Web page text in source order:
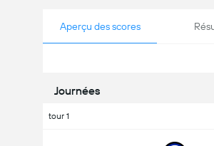
Aperçu des scores
Journées
tour 1